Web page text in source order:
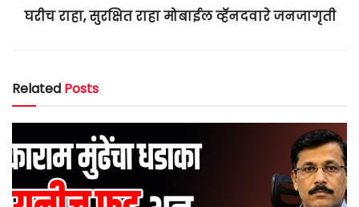
घरीच राहा, सुरक्षित राहा मोबाईल व्हॅनदवारे जनजागृती
Related Posts